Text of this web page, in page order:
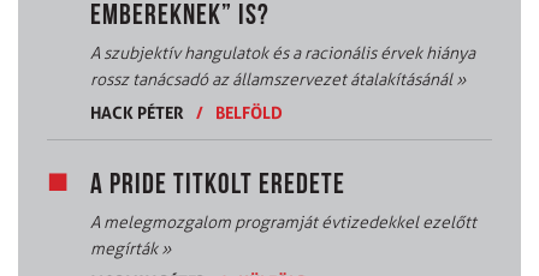
EMBEREKNEK” IS?
A szubjektív hangulatok és a racionális érvek hiánya
rossz tanácsadó az államszervezet átalakításánál»
HACK PÉTER
/ BELFÖLD
A PRIDE TITKOLT EREDETE
A melegmozgalom programját évtizedekkel ezelőtt
megírták»